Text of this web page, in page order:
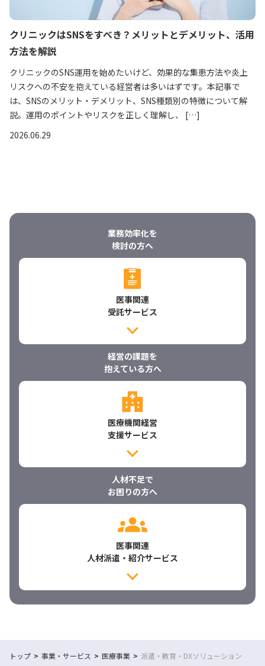
クリニックはSNSをすべき？メリットとデメリット、活用
方法を解説
クリニックのSNS運用を始めたいけど、効果的な集患方法や炎上
リスクへの不安を抱えている経営者は多いはずです。本記事で
は、SNSのメリット・デメリット、SNS種類別の特徴について解
説。運用のポイントやリスクを正しく理解し、 […]
2026.06.29
業務効率化を
検討の方へ
医事関連
受託サービス
経営の課題を
抱えている方へ
医療機関経営
支援サービス
人材不足で
お困りの方へ
医事関連
人材派遣・紹介サービス
トップ 事業・サービス 医療事業 派遣・教育・DXソリューション